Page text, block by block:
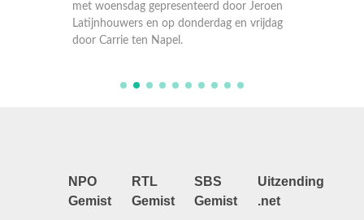
met woensdag gepresenteerd door Jeroen
Latijnhouwers en op donderdag en vrijdag
door Carrie ten Napel.
NPO
Gemist
RTL
Gemist
SBS
Gemist
Uitzending
.net